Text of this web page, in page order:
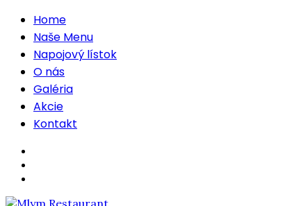
Home
Naše Menu
Napojový lístok
O nás
Galéria
Akcie
Kontakt